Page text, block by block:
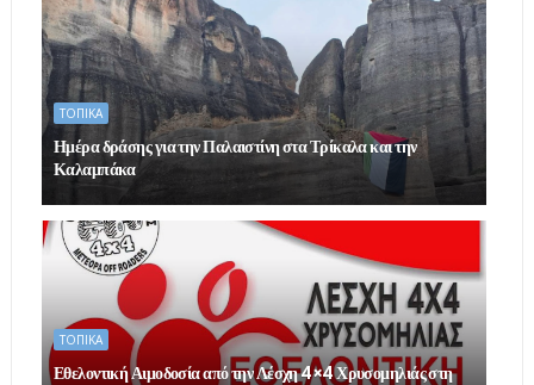
ΤΟΠΙΚΑ
Ημέρα δράσης για την Παλαιστίνη στα Τρίκαλα και την
Καλαμπάκα
ΤΟΠΙΚΑ
Εθελοντική Αιμοδοσία από την Λέσχη 4×4 Χρυσομηλιάς στη